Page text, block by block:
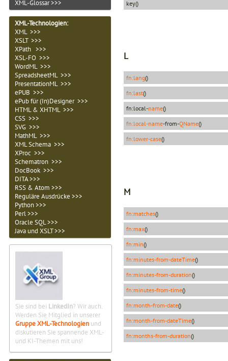
XML-Glossar >>>
XML-Technologien:
XML >>>
XSLT >>>
XPath >>>
XSL-FO >>>
WordML >>>
SpreadsheetML >>>
PresentationML >>>
ePUB >>>
ePub für (In)Designer >>>
HTML & XHTML >>>
CSS >>>
SVG >>>
MathML >>>
XML Schema >>>
XProc >>>
Schematron >>>
DocBook >>>
DITA >>>
RSS & Atom >>>
Reguläre Ausdrücke >>>
Python >>>
Perl >>>
Oracle SQL >>>
Java und XSLT >>>
Sie sind bei LinkedIn? Wir auch.
Werden Sie Mitglied in unserer
Gruppe XML-Technologien und
diskutieren Sie spannende XML-
und KI-Themen mit uns!
key()
L
fn:lang()
fn:last()
fn:local-name()
fn:local-name-from-QName()
fn:lower-case()
M
fn:matches()
fn:max()
fn:min()
fn:minutes-from-dateTime()
fn:minutes-from-duration()
fn:minutes-from-time()
fn:month-from-date()
fn:month-from-dateTime()
fn:months-from-duration()